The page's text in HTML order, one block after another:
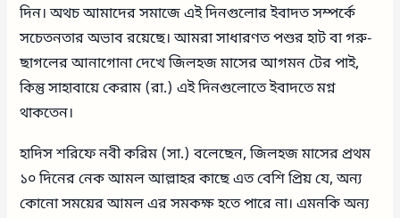
দিন। অথচ আমাদের সমাজে এই দিনগুলোর ইবাদত সম্পর্কে
সচেতনতার অভাব রয়েছে। আমরা সাধারণত পশুর হাট বা গরু-
ছাগলের আনাগোনা দেখে জিলহজ মাসের আগমন টের পাই,
কিন্তু সাহাবায়ে কেরাম (রা.) এই দিনগুলোতে ইবাদতে মগ্ন
থাকতেন।
হাদিস শরিফে নবী করিম (সা.) বলেছেন, জিলহজ মাসের প্রথম
১০ দিনের নেক আমল আল্লাহর কাছে এত বেশি প্রিয় যে, অন্য
কোনো সময়ের আমল এর সমকক্ষ হতে পারে না। এমনকি অন্য